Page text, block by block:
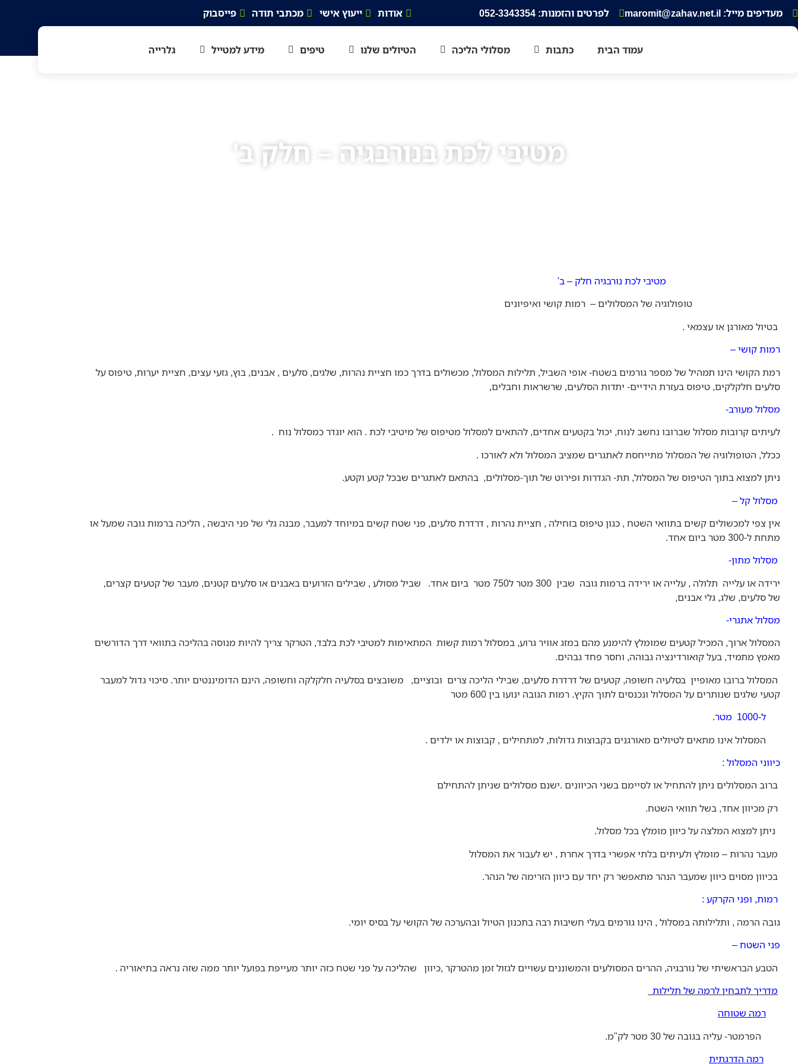
מעדיפים מייל: maromit@zahav.net.il‏ לפרטים והזמנות: 052-3343354 אודות ייעוץ אישי מכתבי תודה פייסבוק
עמוד הבית כתבות מסלולי הליכה הטיולים שלנו טיפים מידע למטייל גלרייה
מטיבי לכת בנורבגיה – חלק ב'
מטיבי לכת נורבגיה חלק – ב'
טופולוגיה של המסלולים – רמות קושי ואיפיונים
בטיול מאורגן או עצמאי .
רמות קושי –
רמת הקושי הינו תמהיל של מספר גורמים בשטח- אופי השביל, תלילות המסלול, מכשולים בדרך כמו חציית נהרות, שלגים, סלעים , אבנים, בוץ, גזעי עצים, חציית יערות, טיפוס על
סלעים חלקלקים, טיפוס בעזרת הידיים- יתדות הסלעים, שרשראות וחבלים,
מסלול מעורב-
לעיתים קרובות מסלול שברובו נחשב לנוח, יכול בקטעים אחדים, להתאים למסלול מטיפוס של מיטיבי לכת . הוא יוגדר כמסלול נוח .
ככלל, הטופולוגיה של המסלול מתייחסת לאתגרים שמציב המסלול ולא לאורכו .
ניתן למצוא בתוך הטיפוס של המסלול, תת- הגדרות ופירוט של תוך-מסלולים, בהתאם לאתגרים שבכל קטע וקטע.
מסלול קל –
אין צפי למכשולים קשים בתוואי השטח , כגון טיפוס בזחילה , חציית נהרות , דרדרת סלעים, פני שטח קשים במיוחד למעבר, מבנה גלי של פני היבשה , הליכה ברמות גובה שמעל או
מתחת ל-300 מטר ביום אחד.
מסלול מתון-
ירידה או עלייה תלולה , עלייה או ירידה ברמות גובה שבין 300 מטר ל750 מטר ביום אחד. שביל מסולע , שבילים הזרועים באבנים או סלעים קטנים, מעבר של קטעים קצרים,
של סלעים, שלג, גלי אבנים,
מסלול אתגרי-
המסלול ארוך, המכיל קטעים שמומלץ להימנע מהם במזג אוויר גרוע, במסלול רמות קשות המתאימות למטיבי לכת בלבד, הטרקר צריך להיות מנוסה בהליכה בתוואי דרך הדורשים
מאמץ מתמיד, בעל קואורדינציה גבוהה, וחסר פחד גבהים.
המסלול ברובו מאופיין בסלעיה חשופה, קטעים של דרדרת סלעים, שבילי הליכה צרים ובוציים, משובצים בסלעיה חלקלקה וחשופה, הינם הדומיננטים יותר. סיכוי גדול למעבר
קטעי שלגים שנותרים על המסלול ונכנסים לתוך הקיץ. רמות הגובה ינועו בין 600 מטר
ל-1000 מטר.
המסלול אינו מתאים לטיולים מאורגנים בקבוצות גדולות, למתחילים , קבוצות או ילדים .
כיווני המסלול :
ברוב המסלולים ניתן להתחיל או לסיימם בשני הכיוונים .ישנם מסלולים שניתן להתחילם
רק מכיוון אחד, בשל תוואי השטח.
ניתן למצוא המלצה על כיוון מומלץ בכל מסלול.
מעבר נהרות – מומלץ ולעיתים בלתי אפשרי בדרך אחרת , יש לעבור את המסלול
בכיוון מסוים כיוון שמעבר הנהר מתאפשר רק יחד עם כיוון הזרימה של הנהר.
רמות, ופני הקרקע :
גובה הרמה , ותלילותה במסלול , הינו גורמים בעלי חשיבות רבה בתכנון הטיול ובהערכה של הקושי על בסיס יומי.
פני השטח –
הטבע הבראשיתי של נורבגיה, ההרים המסולעים והמשוננים עשויים לגזול זמן מהטרקר ,כיוון שהליכה על פני שטח כזה יותר מעייפת בפועל יותר ממה שזה נראה בתיאוריה .
מדריך לתבחין לרמה של תלילות
רמה שטוחה
הפרמטר- עליה בגובה של 30 מטר לק"מ.
רמה הדרגתית